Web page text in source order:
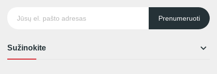
Prenumeruoti
Sužinokite 